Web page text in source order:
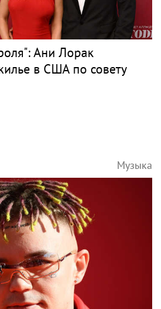
Ани Лорак
в США по совету
Музыка